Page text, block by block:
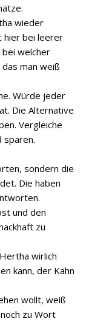
wieder
hier bei leerer
welcher
man weiß
Würde jeder
Die Alternative
Vergleiche
sparen.
sondern die
Die haben
und den
zu
wirlich
kann, der Kahn
wollt, weiß
zu Wort